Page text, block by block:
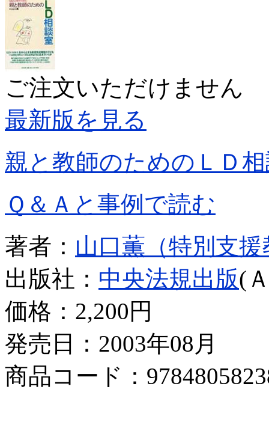
ご注文いただけません
最新版を見る
親と教師のためのＬＤ
Ｑ＆Ａと事例で読む
著者： 山口薫（特別支
出版社： 中央法規出版(
価格： 2,200円
発売日：2003年08月
商品コード：